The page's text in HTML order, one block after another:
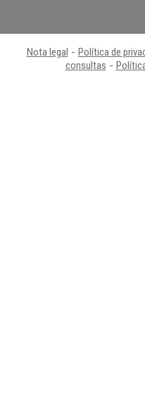
Nota legal - Política de
consultas -